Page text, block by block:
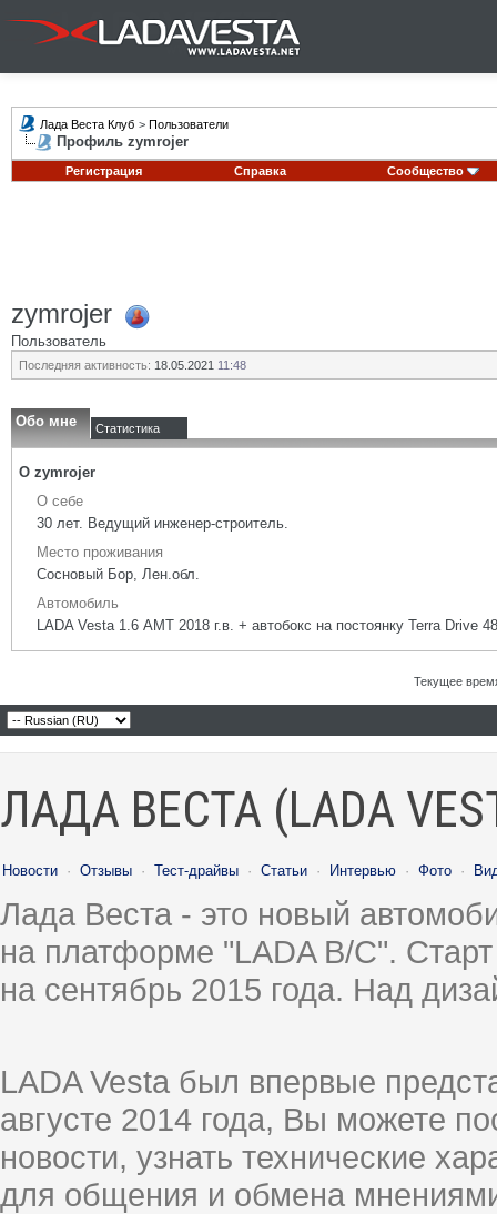
Лада Веста Клуб > Пользователи
Профиль zymrojer
Регистрация Справка Сообщество
zymrojer
Пользователь
Последняя активность: 18.05.2021 11:48
Обо мне Статистика
О zymrojer
О себе
30 лет. Ведущий инженер-строитель.
Место проживания
Сосновый Бор, Лен.обл.
Автомобиль
LADA Vesta 1.6 АМТ 2018 г.в. + автобокс на постоянку Terra Drive
Текущее
ЛАДА ВЕСТА (LADA
Новости · Отзывы · Тест-драйвы · Статьи · Интервью · Фото ·
Лада Веста - это новый
на платформе "LADA B/C".
на сентябрь 2015 года. Над
LADA Vesta был впервые
августе 2014 года, Вы можете
новости, узнать технические
для общения и обмена